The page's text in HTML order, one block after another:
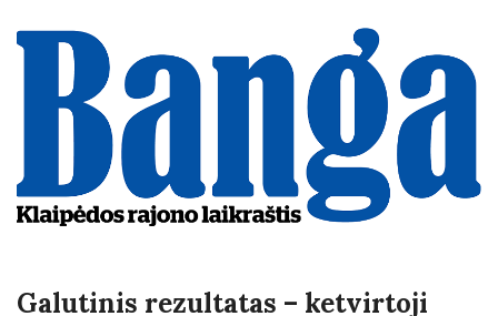
Galutinis rezultatas – ketvirtoji